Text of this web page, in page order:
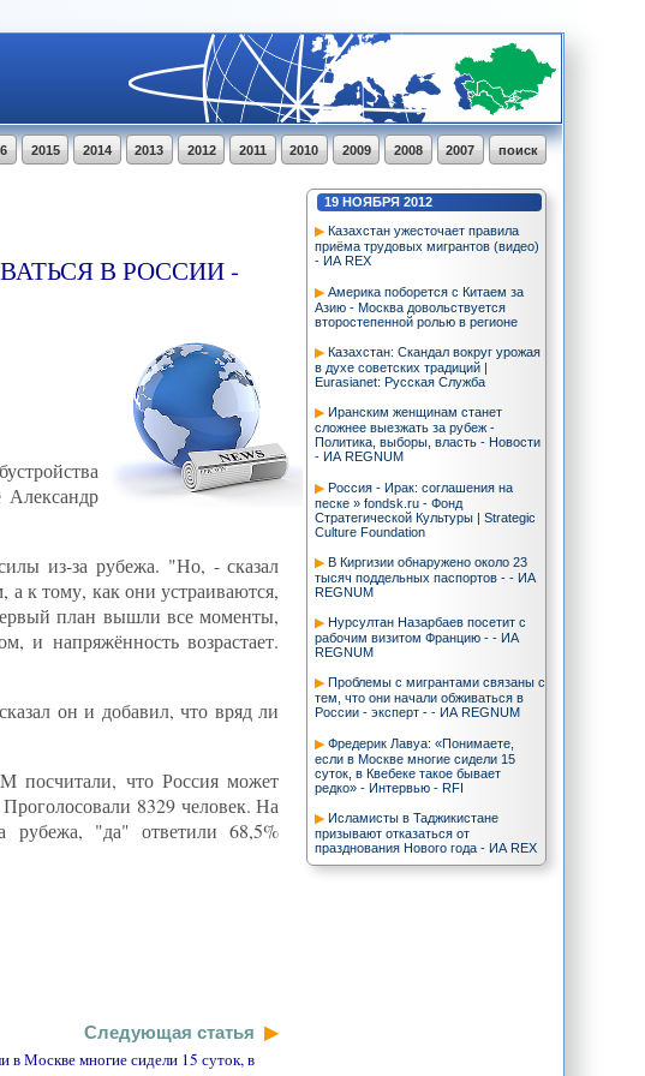
поиск
2007
2008
2009
2010
2011
2012
2013
2014
2015
19 НОЯБРЯ 2012
Казахстан ужесточает правила
приёма трудовых мигрантов (видео)
- ИА REX
Америка поборется с Китаем за
Азию - Москва довольствуется
второстепенной ролью в регионе
Казахстан: Скандал вокруг урожая
в духе советских традиций |
Eurasianet: Русская Служба
Иранским женщинам станет
сложнее выезжать за рубеж -
Политика, выборы, власть - Новости
- ИА REGNUM
Россия - Ирак: соглашения на
песке » fondsk.ru - Фонд
Стратегической Культуры | Strategic
Culture Foundation
В Киргизии обнаружено около 23
тысяч поддельных паспортов - - ИА
REGNUM
Нурсултан Назарбаев посетит с
рабочим визитом Францию - - ИА
REGNUM
Проблемы с мигрантами связаны с
тем, что они начали обживаться в
России - эксперт - - ИА REGNUM
Фредерик Лавуа: «Понимаете,
если в Москве многие сидели 15
суток, в Квебеке такое бывает
редко» - Интервью - RFI
Исламисты в Таджикистане
призывают отказаться от
празднования Нового года - ИА REX
В РОССИИ -
из-за рубежа. "Но, - сказал
к тому, как они устраиваются,
план вышли все моменты,
и напряжённость возрастает.
он и добавил, что вряд ли
посчитали, что Россия может
8329 человек. На
рубежа, "да" ответили 68,5%
Следующая статья
в Москве многие сидели 15 суток, в